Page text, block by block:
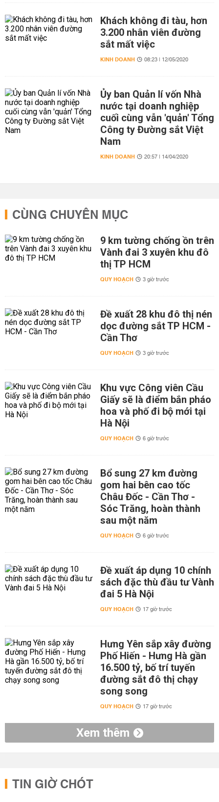
Khách không đi tàu, hơn
3.200 nhân viên đường
sắt mất việc
KINH DOANH 08:23 | 12/05/2020
Ủy ban Quản lí vốn Nhà
nước tại doanh nghiệp
cuối cùng vẫn 'quản' Tổng
Công ty Đường sắt Việt
Nam
KINH DOANH 20:57 | 14/04/2020
CÙNG CHUYÊN MỤC
9 km tường chống ồn trên
Vành đai 3 xuyên khu đô
thị TP HCM
QUY HOẠCH 3 giờ trước
Đề xuất 28 khu đô thị nén
dọc đường sắt TP HCM -
Cần Thơ
QUY HOẠCH 3 giờ trước
Khu vực Công viên Cầu
Giấy sẽ là điểm bắn pháo
hoa và phố đi bộ mới tại
Hà Nội
QUY HOẠCH 6 giờ trước
Bổ sung 27 km đường
gom hai bên cao tốc
Châu Đốc - Cần Thơ -
Sóc Trăng, hoàn thành
sau một năm
QUY HOẠCH 6 giờ trước
Đề xuất áp dụng 10 chính
sách đặc thù đầu tư Vành
đai 5 Hà Nội
QUY HOẠCH 17 giờ trước
Hưng Yên sắp xây đường
Phố Hiến - Hưng Hà gần
16.500 tỷ, bố trí tuyến
đường sắt đô thị chạy
song song
QUY HOẠCH 17 giờ trước
Xem thêm
TIN GIỜ CHÓT